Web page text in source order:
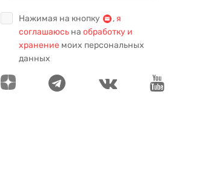
Нажимая на кнопку , я
соглашаюсь на обработку и
хранение моих персональных
данных